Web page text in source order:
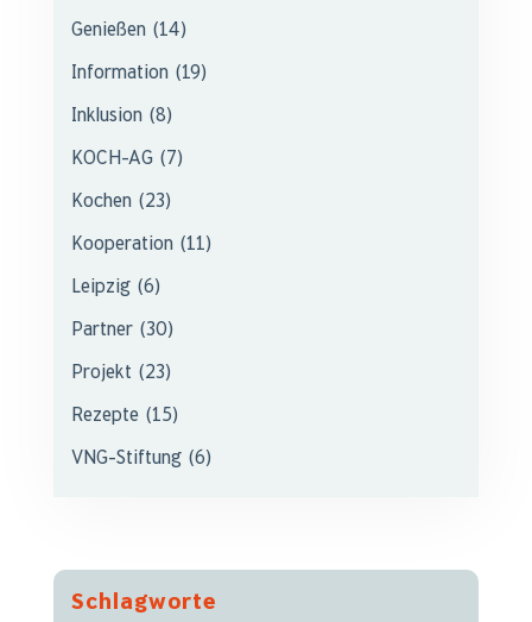
Genießen(14)
Information(19)
Inklusion(8)
KOCH-AG(7)
Kochen(23)
Kooperation(11)
Leipzig(6)
Partner(30)
Projekt (23)
Rezepte(15)
VNG-Stiftung(6)
Schlagworte